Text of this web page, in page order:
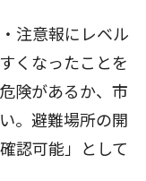
注意報にレベル
くなったことを
険があるか、市
。避難場所の開
認可能」として